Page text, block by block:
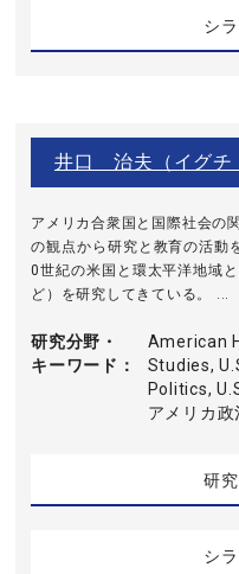
シ
井口 治夫（イグチ
アメリカ合衆国と国際社会の
の観点から研究と教育の活動
0世紀の米国と環太平洋地域
ど）を研究してきている。 ...
研究分野・
キーワード
American
Studies,
Politics,
アメリカ
研
シ